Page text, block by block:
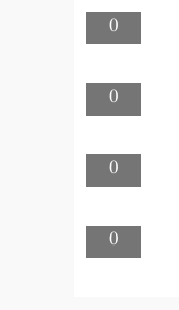
0
0
0
0